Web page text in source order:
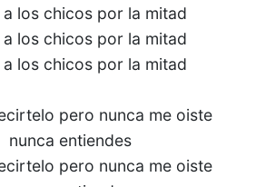
los chicos por la mitad
los chicos por la mitad
los chicos por la mitad
pero nunca me oiste
nunca entiendes
pero nunca me oiste